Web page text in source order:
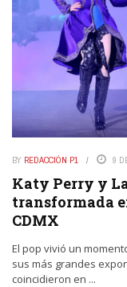
BY REDACCIÓN P1 9
Katy Perry y
transformada
CDMX
El pop vivió un
sus más grandes
coincidieron en ...